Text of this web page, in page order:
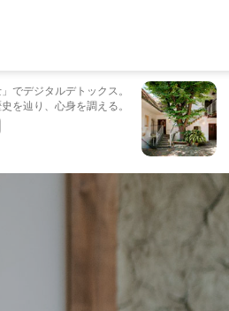
でデジタルデトックス。
を辿り、心身を調える。